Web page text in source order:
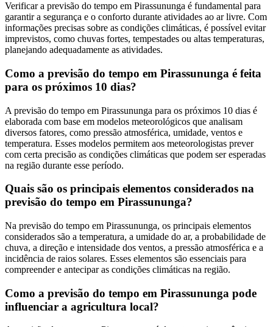
Verificar a previsão do tempo em Pirassununga é fundamental para
garantir a segurança e o conforto durante atividades ao ar livre. Com
informações precisas sobre as condições climáticas, é possível evitar
imprevistos, como chuvas fortes, tempestades ou altas temperaturas,
planejando adequadamente as atividades.
Como a previsão do tempo em Pirassununga é feita
para os próximos 10 dias?
A previsão do tempo em Pirassununga para os próximos 10 dias é
elaborada com base em modelos meteorológicos que analisam
diversos fatores, como pressão atmosférica, umidade, ventos e
temperatura. Esses modelos permitem aos meteorologistas prever
com certa precisão as condições climáticas que podem ser esperadas
na região durante esse período.
Quais são os principais elementos considerados na
previsão do tempo em Pirassununga?
Na previsão do tempo em Pirassununga, os principais elementos
considerados são a temperatura, a umidade do ar, a probabilidade de
chuva, a direção e intensidade dos ventos, a pressão atmosférica e a
incidência de raios solares. Esses elementos são essenciais para
compreender e antecipar as condições climáticas na região.
Como a previsão do tempo em Pirassununga pode
influenciar a agricultura local?